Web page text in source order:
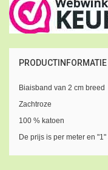
PRODUCTINFORMATIE
Biaisband van 2 cm breed
Zachtroze
100 % katoen
De prijs is per meter en